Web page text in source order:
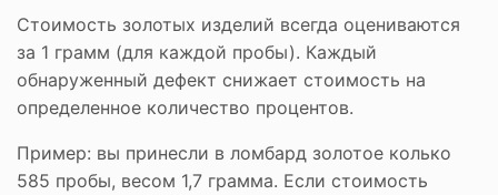
Стоимость золотых изделий всегда оцениваются
за 1 грамм (для каждой пробы). Каждый
обнаруженный дефект снижает стоимость на
определенное количество процентов.
Пример: вы принесли в ломбард золотое колько
585 пробы, весом 1,7 грамма. Если стоимость